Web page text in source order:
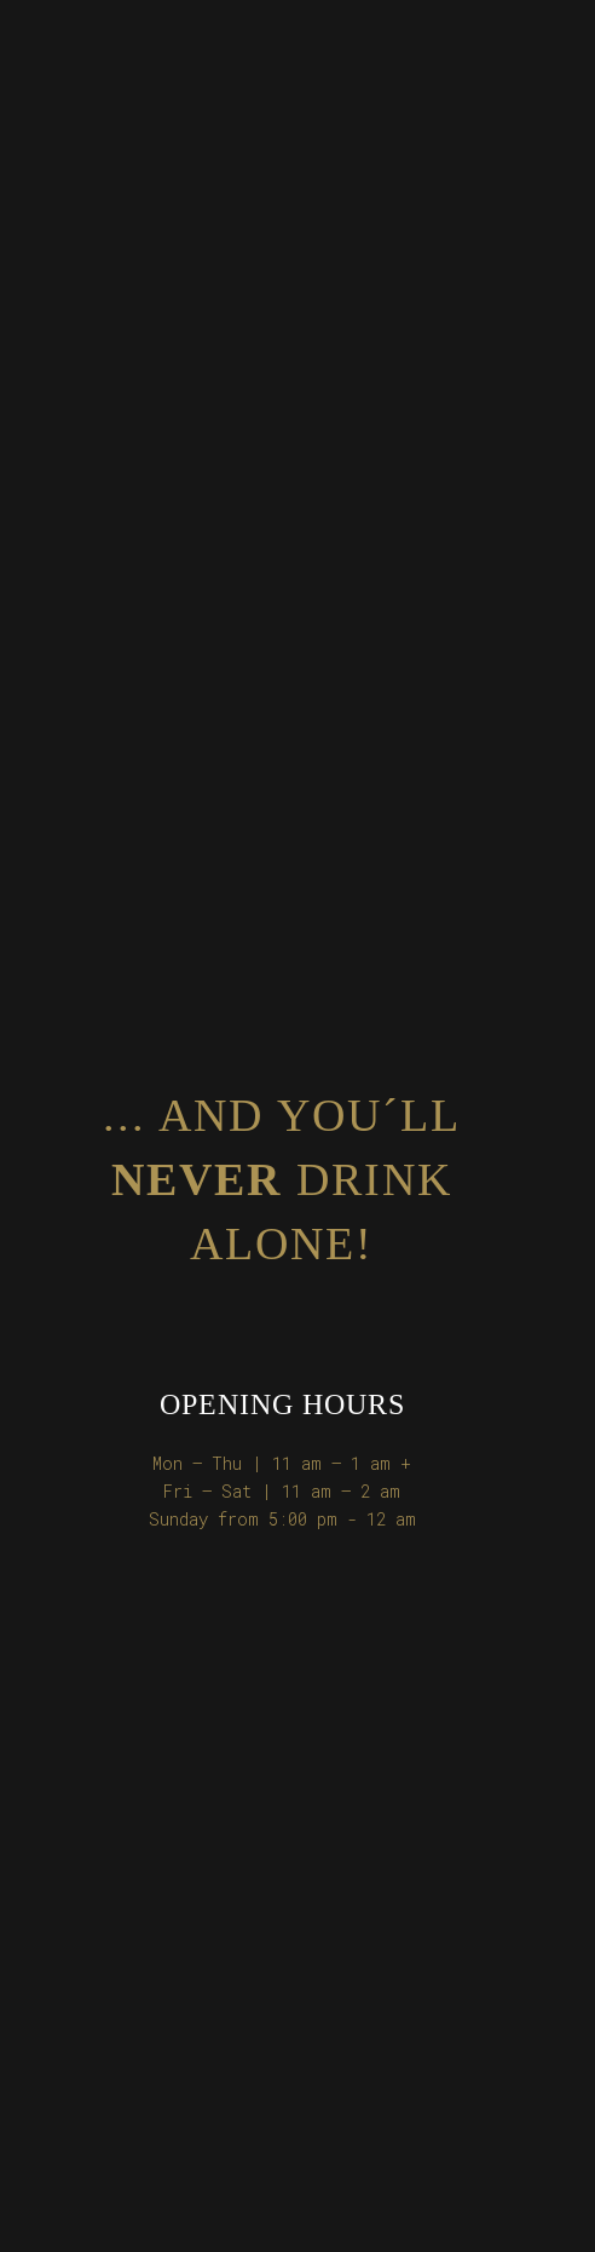
... AND YOU´LL
NEVER DRINK
ALONE!
OPENING HOURS
Mon – Thu | 11 am – 1 am +
Fri – Sat | 11 am – 2 am
Sunday from 5:00 pm - 12 am